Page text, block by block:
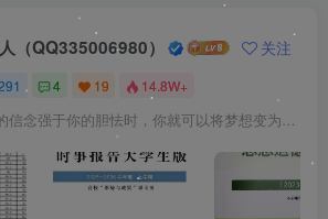
（QQ335006980） 关注
4 19 14.8W+